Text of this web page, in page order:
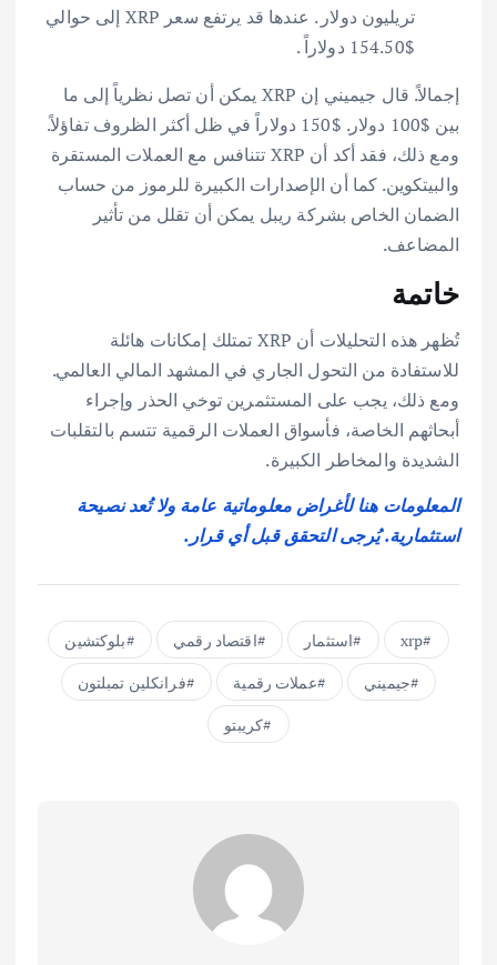
تريليون دولار . عندها قد يرتفع سعر XRP إلى حوالي
$154.50 دولاراً .
إجمالاً. قال جيميني إن XRP يمكن أن تصل نظرياً إلى ما
بين $100 دولار. $150 دولاراً في ظل أكثر الظروف تفاؤلاً.
ومع ذلك، فقد أكد أن XRP تتنافس مع العملات المستقرة
والبيتكوين. كما أن الإصدارات الكبيرة للرموز من حساب
الضمان الخاص بشركة ريبل يمكن أن تقلل من تأثير
المضاعف.
خاتمة
تُظهر هذه التحليلات أن XRP تمتلك إمكانات هائلة
للاستفادة من التحول الجاري في المشهد المالي العالمي.
ومع ذلك، يجب على المستثمرين توخي الحذر وإجراء
أبحاثهم الخاصة، فأسواق العملات الرقمية تتسم بالتقلبات
الشديدة والمخاطر الكبيرة.
المعلومات هنا لأغراض معلوماتية عامة ولا تُعد نصيحة
استثمارية. يُرجى التحقق قبل أي قرار.
xrp استثمار اقتصاد رقمي
بلوكتشين
جيميني
عملات رقمية
فرانكلين تمبلتون
كريبتو